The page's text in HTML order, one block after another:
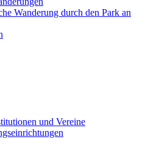
Wanderung durch den Park an
und Vereine